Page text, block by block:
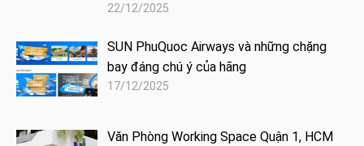
22/12/2025
SUN PhuQuoc Airways và những chặng
bay đáng chú ý của hãng
17/12/2025
Văn Phòng Working Space Quận 1, HCM